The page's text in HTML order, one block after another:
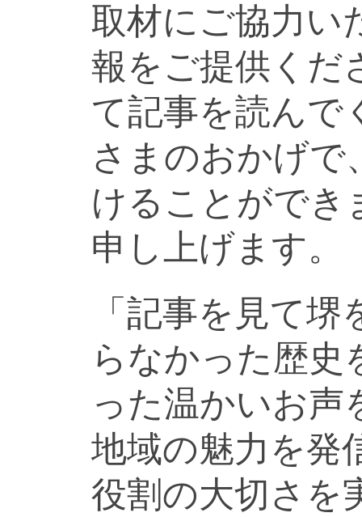
取材にご協力い
報をご提供くだ
て記事を読んで
さまのおかげで
けることができ
申し上げます。
「記事を見て
らなかった歴史
った温かいお声
地域の魅力を発
役割の大切さを